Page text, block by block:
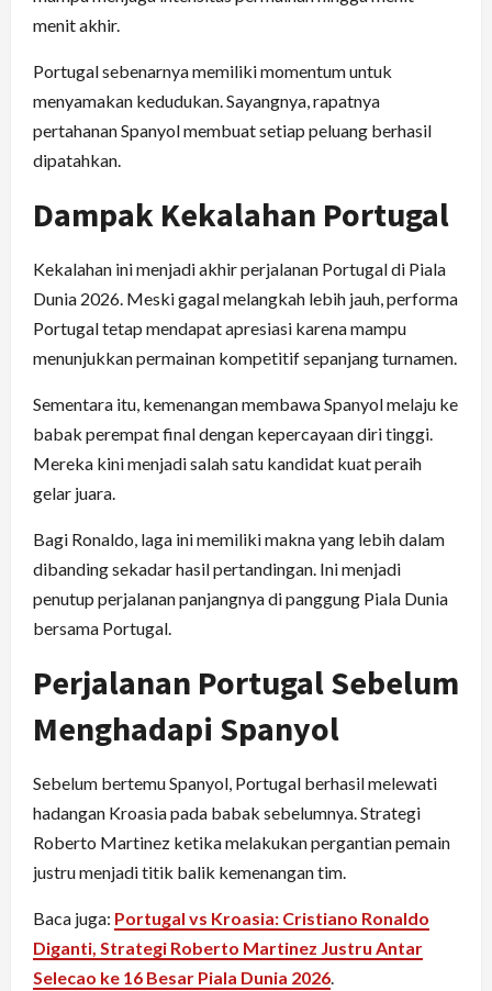
menit akhir.
Portugal sebenarnya memiliki momentum untuk
menyamakan kedudukan. Sayangnya, rapatnya
pertahanan Spanyol membuat setiap peluang berhasil
dipatahkan.
Dampak Kekalahan Portugal
Kekalahan ini menjadi akhir perjalanan Portugal di Piala
Dunia 2026. Meski gagal melangkah lebih jauh, performa
Portugal tetap mendapat apresiasi karena mampu
menunjukkan permainan kompetitif sepanjang turnamen.
Sementara itu, kemenangan membawa Spanyol melaju ke
babak perempat final dengan kepercayaan diri tinggi.
Mereka kini menjadi salah satu kandidat kuat peraih
gelar juara.
Bagi Ronaldo, laga ini memiliki makna yang lebih dalam
dibanding sekadar hasil pertandingan. Ini menjadi
penutup perjalanan panjangnya di panggung Piala Dunia
bersama Portugal.
Perjalanan Portugal Sebelum
Menghadapi Spanyol
Sebelum bertemu Spanyol, Portugal berhasil melewati
hadangan Kroasia pada babak sebelumnya. Strategi
Roberto Martinez ketika melakukan pergantian pemain
justru menjadi titik balik kemenangan tim.
Baca juga: Portugal vs Kroasia: Cristiano Ronaldo
Diganti, Strategi Roberto Martinez Justru Antar
Selecao ke 16 Besar Piala Dunia 2026